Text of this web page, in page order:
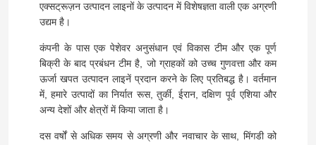
एक्सट्रूज़न उत्पादन लाइनों के उत्पादन में विशेषज्ञता वाली एक अग्रणी
उद्यम है।
कंपनी के पास एक पेशेवर अनुसंधान एवं विकास टीम और एक पूर्ण
बिक्री के बाद प्रबंधन टीम है, जो ग्राहकों को उच्च गुणवत्ता और कम
ऊर्जा खपत उत्पादन लाइनें प्रदान करने के लिए प्रतिबद्ध है। वर्तमान
में, हमारे उत्पादों का निर्यात रूस, तुर्की, ईरान, दक्षिण पूर्व एशिया और
अन्य देशों और क्षेत्रों में किया जाता है।
दस वर्षों से अधिक समय से अग्रणी और नवाचार के साथ, मिंगडी को